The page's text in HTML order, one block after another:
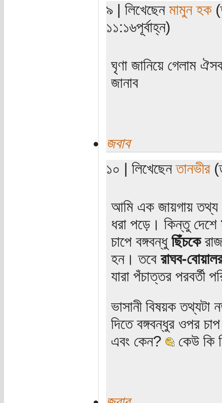
৯ | লিখেছেন মামুন হক
১১:১৬পূর্বাহ্ন)
ঘৃণা জানিয়ে গেলাম
জানাব
জবাব
১০ | লিখেছেনতানভীর
আমি এক জায়গায় তথ্য
ধরা পড়ে। কিন্তু দেশে
চাপে বঙ্গবন্ধু ছিঁচকে
হন। তবে রাঘব-
যারা পঁচাত্তর পরবর্তী
ভাসানী বিষয়ক তথ্যটা
দিতে বঙ্গবন্ধুর ওপর
এবং কেন?
কেউ কি